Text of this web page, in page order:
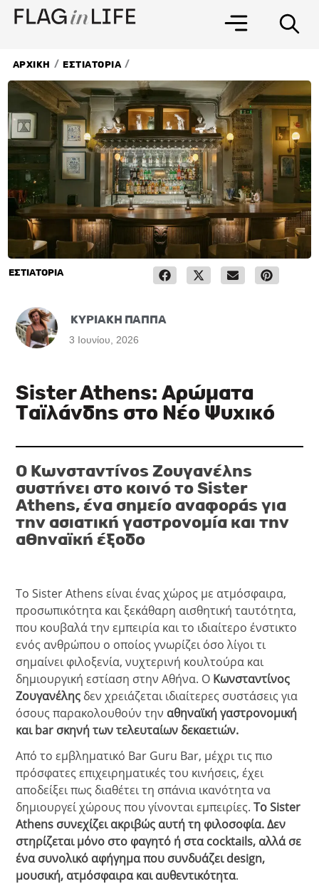
Μετάβαση
στο
ΑΡΧΙΚΗ / ΕΣΤΙΑΤΟΡΙΑ /
ΕΣΤΙΑΤΟΡΙΑ
ΚΥΡΙΑΚΗ ΠΑΠΠΑ
3 Ιουνίου, 2026
Sister Athens: Αρώματα
Ταϊλάνδης στο Νέο Ψυχικό
Ο Κωνσταντίνος Ζουγανέλης
συστήνει στο κοινό το Sister
Athens, ένα σημείο αναφοράς για
την ασιατική γαστρονομία και την
αθηναϊκή έξοδο
Το Sister Athens είναι ένας χώρος με ατμόσφαιρα,
προσωπικότητα και ξεκάθαρη αισθητική ταυτότητα,
που κουβαλά την εμπειρία και το ιδιαίτερο ένστικτο
ενός ανθρώπου ο οποίος γνωρίζει όσο λίγοι τι
σημαίνει φιλοξενία, νυχτερινή κουλτούρα και
δημιουργική εστίαση στην Αθήνα. Ο Κωνσταντίνος
Ζουγανέλης δεν χρειάζεται ιδιαίτερες συστάσεις για
όσους παρακολουθούν την αθηναϊκή γαστρονομική
και bar σκηνή των τελευταίων δεκαετιών.
Από το εμβληματικό Bar Guru Bar, μέχρι τις πιο
πρόσφατες επιχειρηματικές του κινήσεις, έχει
αποδείξει πως διαθέτει τη σπάνια ικανότητα να
δημιουργεί χώρους που γίνονται εμπειρίες.Το Sister
Athens συνεχίζει ακριβώς αυτή τη φιλοσοφία. Δεν
στηρίζεται μόνο στο φαγητό ή στα cocktails, αλλά σε
ένα συνολικό αφήγημα που συνδυάζει design,
μουσική, ατμόσφαιρα και αυθεντικότητα.